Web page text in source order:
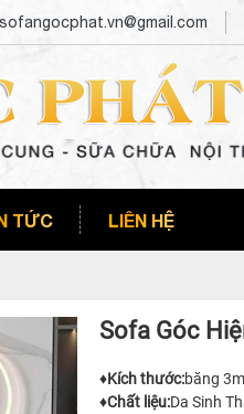
TỨC LIÊN HỆ
Sofa Góc
♦️Kích thước:băng
♦️Chất liệu:Da Sinh